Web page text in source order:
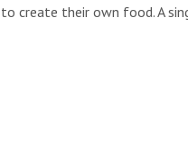
create their own food. A